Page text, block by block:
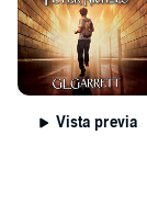
Vista previa